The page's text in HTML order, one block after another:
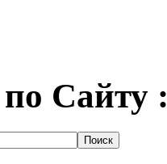
Сайту :